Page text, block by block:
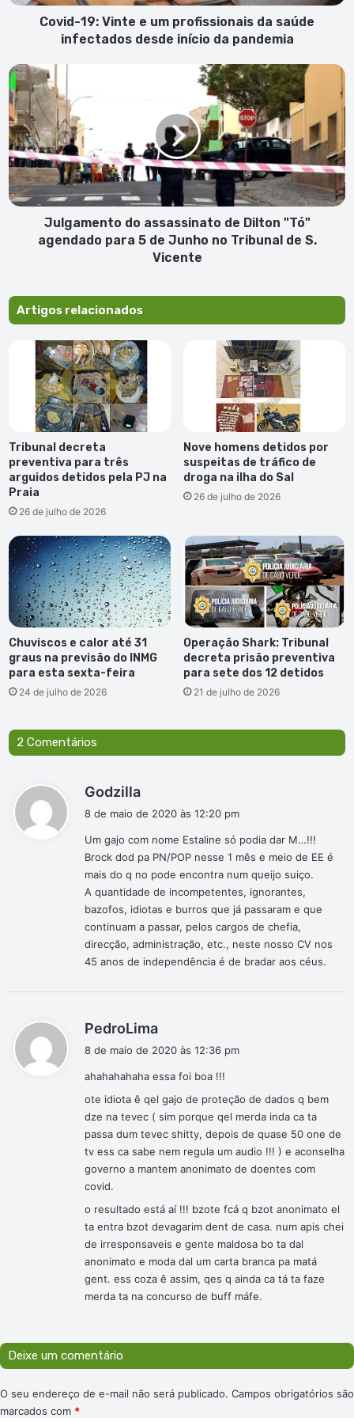
infectados
pandemia
Covid-19: Vinte e um profissionais da saúde
infectados desde início da pandemia
Julgamento
do
assassinato
de
Dilton
"Tó"
agendado
para
5
S.
Vicente
Julgamento do assassinato de Dilton "Tó"
agendado para 5 de Junho no Tribunal de S.
Vicente
Artigos relacionados
Tribunal decreta
preventiva para três
arguidos detidos pela PJ na
Praia
26 de julho de 2026
Nove homens detidos por
suspeitas de tráfico de
droga na ilha do Sal
26 de julho de 2026
Chuviscos e calor até 31
graus na previsão do INMG
para esta sexta-feira
24 de julho de 2026
Operação Shark: Tribunal
decreta prisão preventiva
para sete dos 12 detidos
21 de julho de 2026
2 Comentários
Godzilla
s
e
:
8 de maio de 2020 às 12:20 pm
Um gajo com nome Estaline só podia dar M…!!!
Brock dod pa PN/POP nesse 1 mês e meio de EE é
mais do q no pode encontra num queijo suiço.
A quantidade de incompetentes, ignorantes,
bazofos, idiotas e burros que já passaram e que
continuam a passar, pelos cargos de chefia,
direcção, administração, etc., neste nosso CV nos
45 anos de independência é de bradar aos céus.
PedroLima
s
e
:
8 de maio de 2020 às 12:36 pm
ahahahahaha essa foi boa !!!
ote idiota ê qel gajo de proteção de dados q bem
dze na tevec ( sim porque qel merda inda ca ta
passa dum tevec shitty, depois de quase 50 one de
tv ess ca sabe nem regula um audio !!! ) e aconselha
governo a mantem anonimato de doentes com
covid.
o resultado está aí !!! bzote fcá q bzot anonimato el
ta entra bzot devagarim dent de casa. num apis chei
de irresponsaveis e gente maldosa bo ta dal
anonimato e moda dal um carta branca pa matá
gent. ess coza ê assim, qes q ainda ca tá ta faze
merda ta na concurso de buff máfe.
Deixe um comentário
O seu endereço de e-mail não será publicado. Campos obrigatórios são
marcados com *